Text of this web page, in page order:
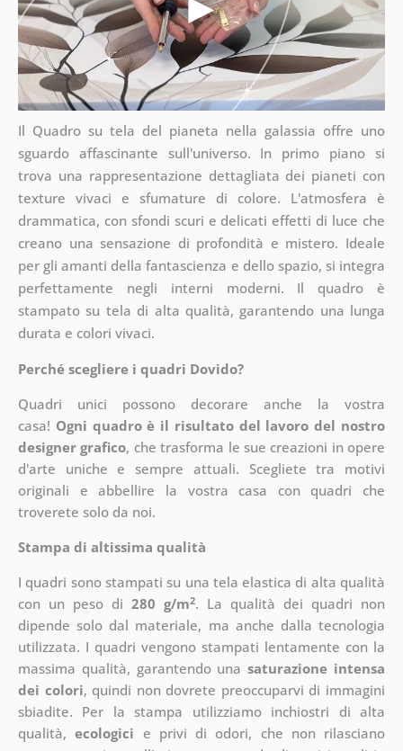
Il Quadro su tela del pianeta nella galassia offre uno
sguardo affascinante sull'universo. In primo piano si
trova una rappresentazione dettagliata dei pianeti con
texture vivaci e sfumature di colore. L'atmosfera è
drammatica, con sfondi scuri e delicati effetti di luce che
creano una sensazione di profondità e mistero. Ideale
per gli amanti della fantascienza e dello spazio, si integra
perfettamente negli interni moderni. Il quadro è
stampato su tela di alta qualità, garantendo una lunga
durata e colori vivaci.
Perché scegliere i quadri Dovido?
Quadri unici possono decorare anche la vostra
casa! Ogni quadro è il risultato del lavoro del nostro
designer grafico, chetrasforma le sue creazioni in opere
d'arte uniche e sempre attuali. Scegliete tra motivi
originali e abbellire la vostra casa con quadri che
troverete solo da noi.
Stampa di altissima qualità
I quadri sono stampati su una tela elastica di alta qualità
con un peso di 280 g/m2. La qualità dei quadri non
dipende solo dal materiale, ma anche dalla tecnologia
utilizzata. I quadri vengono stampati lentamente con la
massima qualità, garantendo unasaturazione intensa
dei colori, quindi non dovrete preoccuparvi di immagini
sbiadite. Per la stampa utilizziamo inchiostri di alta
qualità,ecologici e privi di odori, che non rilasciano